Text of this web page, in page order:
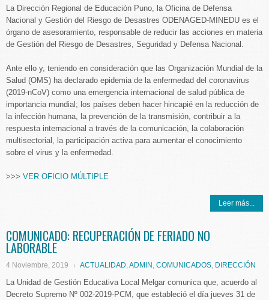
La Dirección Regional de Educación Puno, la Oficina de Defensa
Nacional y Gestión del Riesgo de Desastres ODENAGED-MINEDU es el
órgano de asesoramiento, responsable de reducir las acciones en materia
de Gestión del Riesgo de Desastres, Seguridad y Defensa Nacional.
Ante ello y, teniendo en consideración que las Organización Mundial de la
Salud (OMS) ha declarado epidemia de la enfermedad del coronavirus
(2019-nCoV) como una emergencia internacional de salud pública de
importancia mundial; los países deben hacer hincapié en la reducción de
la infección humana, la prevención de la transmisión, contribuir a la
respuesta internacional a través de la comunicación, la colaboración
multisectorial, la participación activa para aumentar el conocimiento
sobre el virus y la enfermedad.
>>> VER OFICIO MÚLTIPLE
Leer más...
COMUNICADO: RECUPERACIÓN DE FERIADO NO
LABORABLE
4 Noviembre, 2019 ACTUALIDAD,ADMIN , COMUNICADOS, DIRECCIÓN
La Unidad de Gestión Educativa Local Melgar comunica que, acuerdo al
Decreto Supremo Nº 002-2019-PCM, que estableció el día jueves 31 de